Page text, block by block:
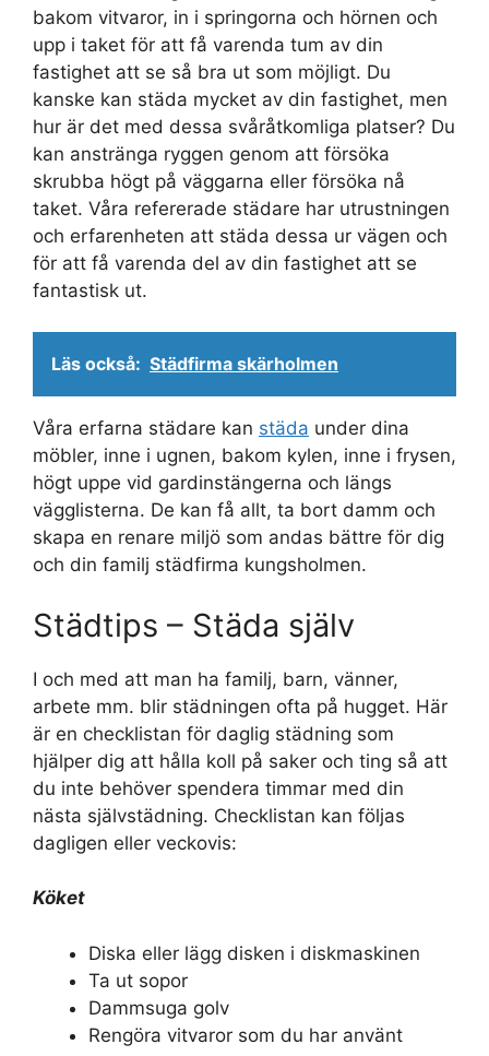
bakom vitvaror, in i springorna och hörnen och
upp i taket för att få varenda tum av din
fastighet att se så bra ut som möjligt. Du
kanske kan städa mycket av din fastighet, men
hur är det med dessa svåråtkomliga platser? Du
kan anstränga ryggen genom att försöka
skrubba högt på väggarna eller försöka nå
taket. Våra refererade städare har utrustningen
och erfarenheten att städa dessa ur vägen och
för att få varenda del av din fastighet att se
fantastisk ut.
Läs också: Städfirma skärholmen
Våra erfarna städare kan städa under dina
möbler, inne i ugnen, bakom kylen, inne i frysen,
högt uppe vid gardinstängerna och längs
vägglisterna. De kan få allt, ta bort damm och
skapa en renare miljö som andas bättre för dig
och din familj städfirma kungsholmen.
Städtips – Städa själv
I och med att man ha familj, barn, vänner,
arbete mm. blir städningen ofta på hugget. Här
är en checklistan för daglig städning som
hjälper dig att hålla koll på saker och ting så att
du inte behöver spendera timmar med din
nästa självstädning. Checklistan kan följas
dagligen eller veckovis:
Köket
Diska eller lägg disken i diskmaskinen
Ta ut sopor
Dammsuga golv
Rengöra vitvaror som du har använt